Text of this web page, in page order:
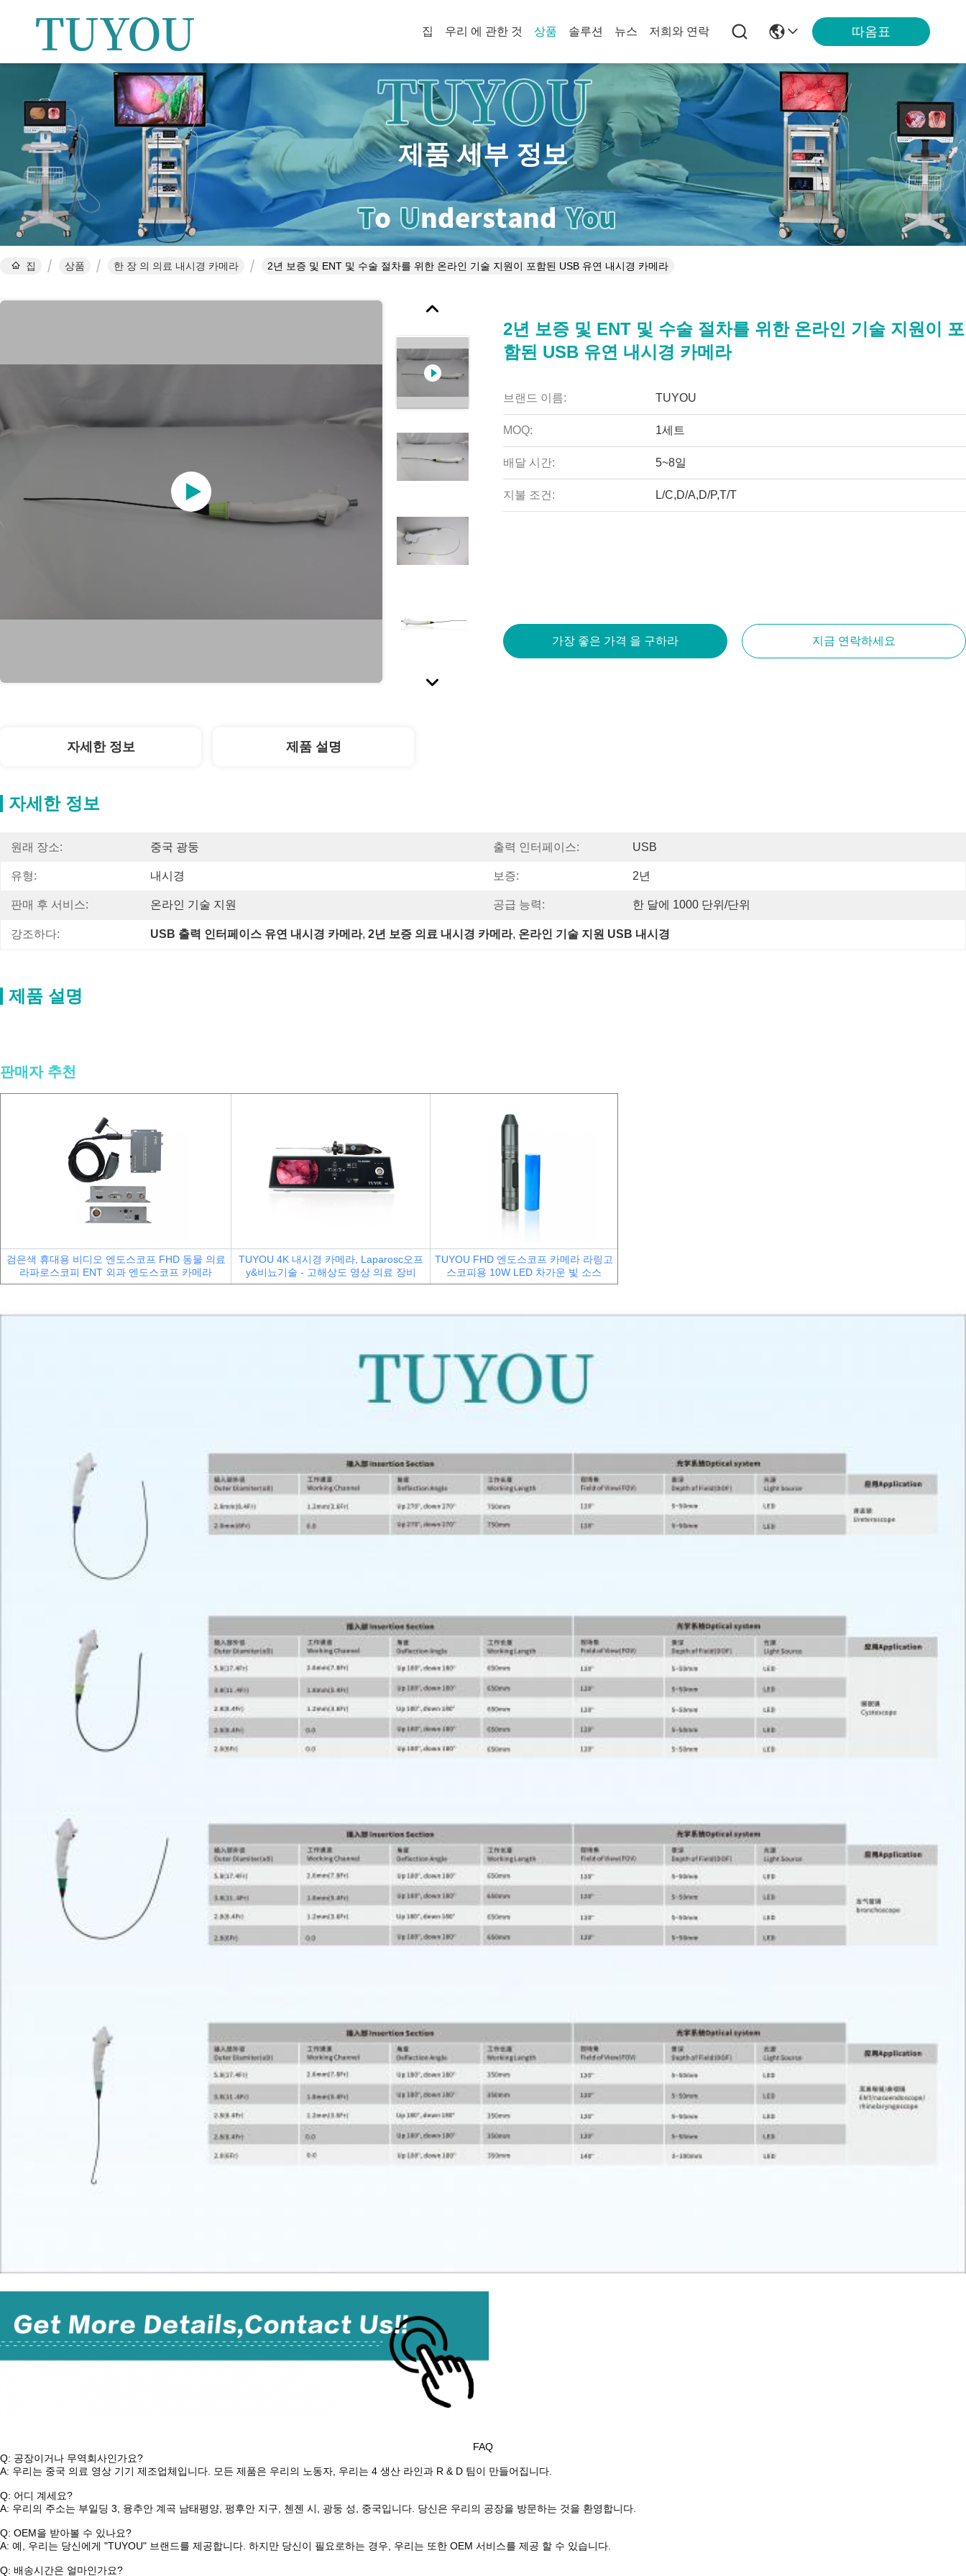
집 우리 에 관한 것 상품 솔루션 뉴스 저희와 연락 따옴표
제품 세부 정보
집 상품 한 장 의 의료 내시경 카메라 2년 보증 및 ENT 및 수술 절차를 위한 온라인 기술 지원이 포함된 USB 유연 내시경 카메라
2년 보증 및 ENT 및 수술 절차를 위한 온라인 기술 지원이 포
함된 USB 유연 내시경 카메라
브랜드 이름: TUYOU
MOQ: 1세트
배달 시간: 5~8일
지불 조건: L/C,D/A,D/P,T/T
가장 좋은 가격 을 구하라 지금 연락하세요
자세한 정보 제품 설명
자세한 정보
원래 장소: 중국 광둥 출력 인터페이스: USB
유형: 내시경 보증: 2년
판매 후 서비스: 온라인 기술 지원 공급 능력: 한 달에 1000 단위/단위
강조하다: USB 출력 인터페이스 유연 내시경 카메라, 2년 보증 의료 내시경 카메라, 온라인 기술 지원 USB 내시경
제품 설명
판매자 추천
검은색 휴대용 비디오 엔도스코프 FHD 동물 의료
라파로스코피 ENT 외과 엔도스코프 카메라
TUYOU 4K 내시경 카메라, Laparosc오프
y&비뇨기술 - 고해상도 영상 의료 장비
TUYOU FHD 엔도스코프 카메라 라링고
스코피용 10W LED 차가운 빛 소스
FAQ
Q: 공장이거나 무역회사인가요?
A: 우리는 중국 의료 영상 기기 제조업체입니다. 모든 제품은 우리의 노동자, 우리는 4 생산 라인과 R & D 팀이 만들어집니다.
Q: 어디 계세요?
A: 우리의 주소는 부일딩 3, 융추안 계곡 남태평양, 펑후안 지구, 첸젠 시, 광둥 성, 중국입니다. 당신은 우리의 공장을 방문하는 것을 환영합니다.
Q: OEM을 받아볼 수 있나요?
A: 예, 우리는 당신에게 "TUYOU" 브랜드를 제공합니다. 하지만 당신이 필요로하는 경우, 우리는 또한 OEM 서비스를 제공 할 수 있습니다.
Q: 배송시간은 얼마인가요?